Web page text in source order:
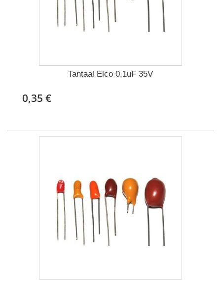
Tantaal Elco 0,1uF 35V
0,35 €